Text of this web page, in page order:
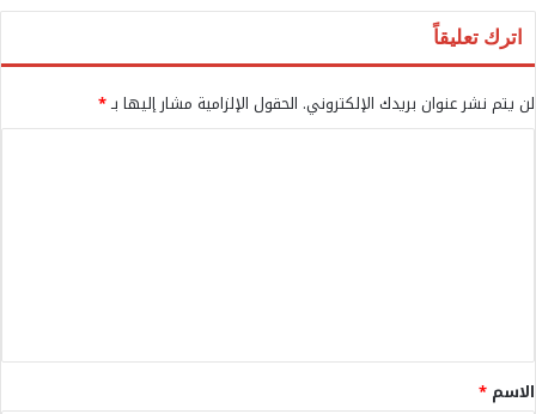
اترك تعليقاً
لن يتم نشر عنوان بريدك الإلكتروني. الحقول الإلزامية مشار إليها بـ*
ق
*
الاسم *